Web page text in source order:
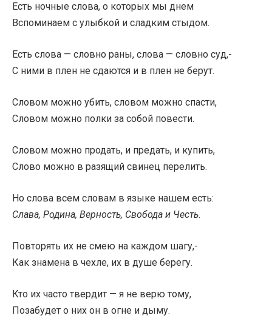
Есть ночные слова, о которых мы днем
Вспоминаем с улыбкой и сладким стыдом.
Есть слова — словно раны, слова — словно суд,-
С ними в плен не сдаются и в плен не берут.
Словом можно убить, словом можно спасти,
Словом можно полки за собой повести.
Словом можно продать, и предать, и купить,
Слово можно в разящий свинец перелить.
Но слова всем словам в языке нашем есть:
Слава, Родина, Верность, Свобода и Честь.
Повторять их не смею на каждом шагу,-
Как знамена в чехле, их в душе берегу.
Кто их часто твердит — я не верю тому,
Позабудет о них он в огне и дыму.